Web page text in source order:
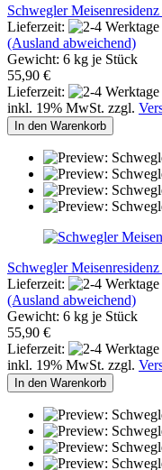
Schwegler
Lieferzeit:
(Ausland abweichend)
Gewicht: 6 kg je Stück
55,90 €
Lieferzeit:
inkl. 19% MwSt. zzgl.
In den Warenkorb
Schwegler
Lieferzeit:
(Ausland abweichend)
Gewicht: 6 kg je Stück
55,90 €
Lieferzeit:
inkl. 19% MwSt. zzgl.
In den Warenkorb